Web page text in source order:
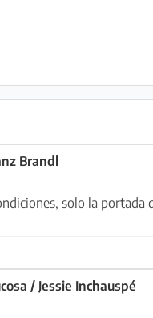
Brandl
solo la
/ Jessie Inchauspé